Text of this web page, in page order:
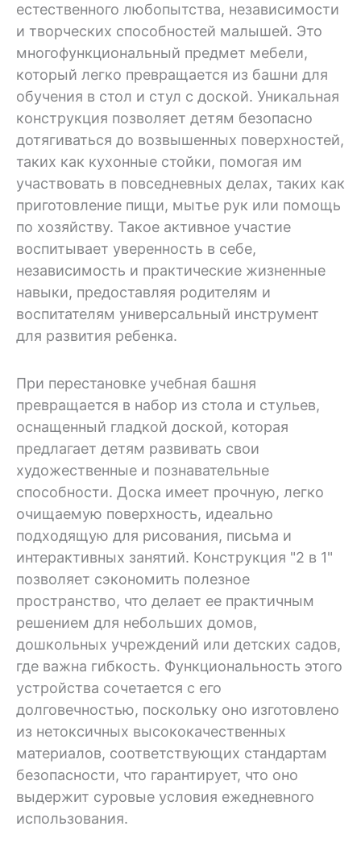
естественного любопытства, независимости
и творческих способностей малышей. Это
многофункциональный предмет мебели,
который легко превращается из башни для
обучения в стол и стул с доской. Уникальная
конструкция позволяет детям безопасно
дотягиваться до возвышенных поверхностей,
таких как кухонные стойки, помогая им
участвовать в повседневных делах, таких как
приготовление пищи, мытье рук или помощь
по хозяйству. Такое активное участие
воспитывает уверенность в себе,
независимость и практические жизненные
навыки, предоставляя родителям и
воспитателям универсальный инструмент
для развития ребенка.
При перестановке учебная башня
превращается в набор из стола и стульев,
оснащенный гладкой доской, которая
предлагает детям развивать свои
художественные и познавательные
способности. Доска имеет прочную, легко
очищаемую поверхность, идеально
подходящую для рисования, письма и
интерактивных занятий. Конструкция "2 в 1"
позволяет сэкономить полезное
пространство, что делает ее практичным
решением для небольших домов,
дошкольных учреждений или детских садов,
где важна гибкость. Функциональность этого
устройства сочетается с его
долговечностью, поскольку оно изготовлено
из нетоксичных высококачественных
материалов, соответствующих стандартам
безопасности, что гарантирует, что оно
выдержит суровые условия ежедневного
использования.